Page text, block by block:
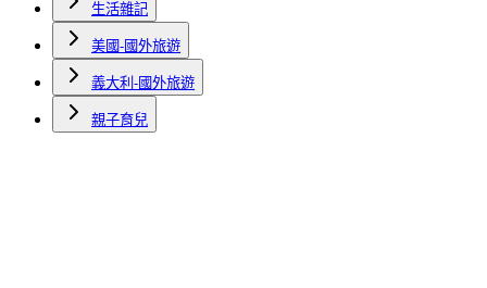
生活雜記
美國-國外旅遊
義大利-國外旅遊
親子育兒